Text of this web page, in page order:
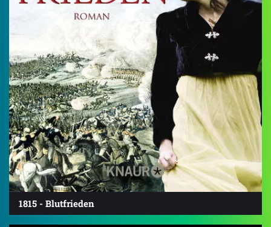
1815 - Blutfrieden